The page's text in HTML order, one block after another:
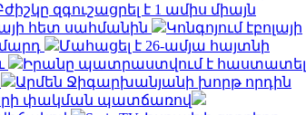
զգուշացրել է 1 ամիս միայն
հետ սահմանին
Կոնգոյում էբոլայի
մարդ
Մահացել է 26-ամյա հայտնի
Իրանը պատրաստվում է հաստատել
Արմեն Ջիգարխանյանի խորթ որդին
փակման պատճառով